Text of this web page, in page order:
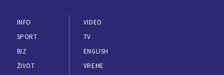
INFO
SPORT
BIZ
ŽIVOT
VIDEO
TV
ENGLISH
VREME